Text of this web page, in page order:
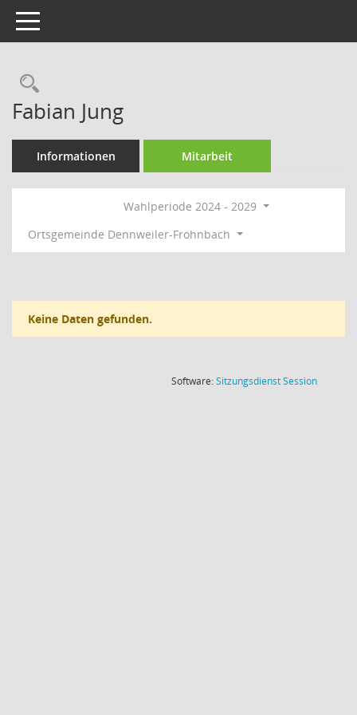
Toggle navigation
Rechercheauswahl
Fabian Jung
Informationen Mitarbeit
Wahlperiode 2024 - 2029
Ortsgemeinde Dennweiler-Frohnbach
Keine Daten gefunden.
Software:SitzungsdienstSession(Wird in